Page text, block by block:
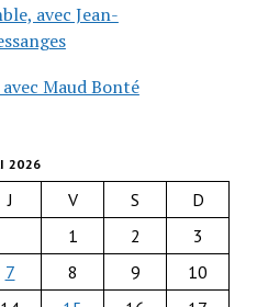
avec Jean-
Maud Bonté
2026
J V S
D
1
2
3
7 8 9
10